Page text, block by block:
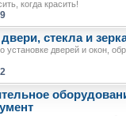
когда красить!
стекла и
установке дверей и окон,